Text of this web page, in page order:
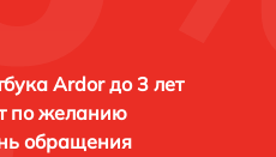
Ardor до 3 лет
по желанию
обращения